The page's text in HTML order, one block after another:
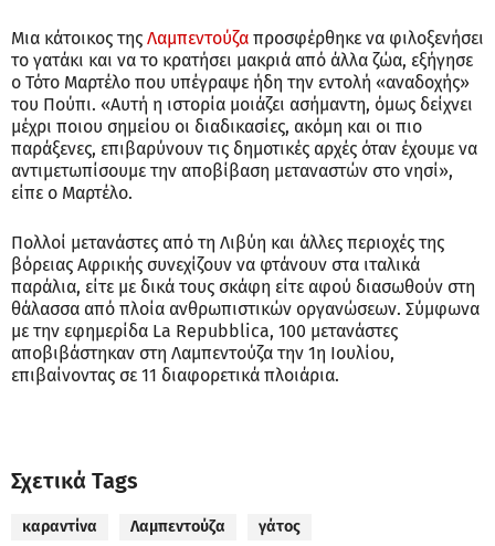
Μια κάτοικος της Λαμπεντούζα προσφέρθηκε να φιλοξενήσει
το γατάκι και να το κρατήσει μακριά από άλλα ζώα, εξήγησε
ο Τότο Μαρτέλο που υπέγραψε ήδη την εντολή «αναδοχής»
του Πούπι. «Αυτή η ιστορία μοιάζει ασήμαντη, όμως δείχνει
μέχρι ποιου σημείου οι διαδικασίες, ακόμη και οι πιο
παράξενες, επιβαρύνουν τις δημοτικές αρχές όταν έχουμε να
αντιμετωπίσουμε την αποβίβαση μεταναστών στο νησί»,
είπε ο Μαρτέλο.
Πολλοί μετανάστες από τη Λιβύη και άλλες περιοχές της
βόρειας Αφρικής συνεχίζουν να φτάνουν στα ιταλικά
παράλια, είτε με δικά τους σκάφη είτε αφού διασωθούν στη
θάλασσα από πλοία ανθρωπιστικών οργανώσεων. Σύμφωνα
με την εφημερίδα La Repubblica, 100 μετανάστες
αποβιβάστηκαν στη Λαμπεντούζα την 1η Ιουλίου,
επιβαίνοντας σε 11 διαφορετικά πλοιάρια.
Σχετικά Tags
καραντίνα Λαμπεντούζα γάτος